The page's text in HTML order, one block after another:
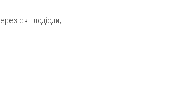
світлодіоди;